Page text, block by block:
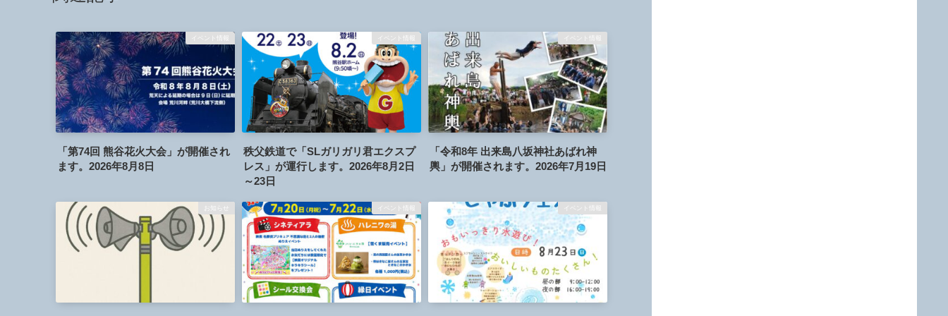
イベント情報
「第74回 熊谷花火大会」が開催され
ます。2026年8月8日
イベント情報
秩父鉄道で「SLガリガリ君エクスプ
レス」が運行します。2026年8月2日
～23日
イベント情報
「令和8年 出来島八坂神社あばれ神
輿」が開催されます。2026年7月19日
お知らせ イベント情報 イベント情報